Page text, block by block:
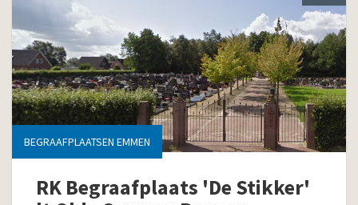
BEGRAAFPLAATSEN EMMEN
RK Begraafplaats 'De Stikker'